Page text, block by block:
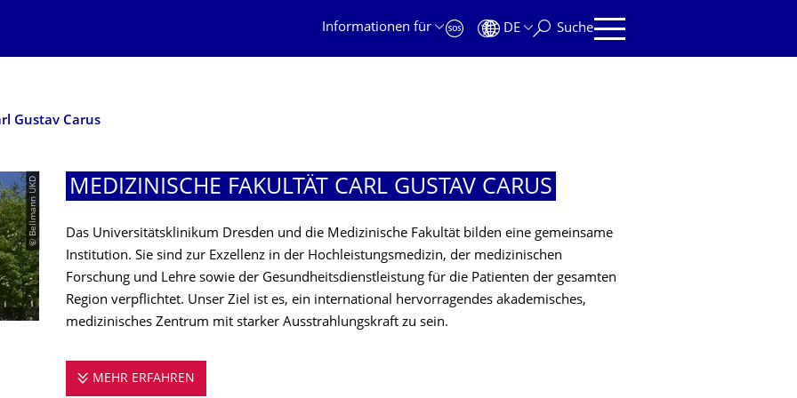
Informationen für
DE Suche
Gustav Carus
© Bellmann UKD MEDIZINISCHE FAKULTÄT CARL GUSTAV CARUS
Das Universitätsklinikum Dresden und die Medizinische Fakultät bilden eine gemeinsame
Institution. Sie sind zur Exzellenz in der Hochleistungsmedizin, der medizinischen
Forschung und Lehre sowie der Gesundheitsdienstleistung für die Patienten der gesamten
Region verpflichtet. Unser Ziel ist es, ein international hervorragendes akademisches,
medizinisches Zentrum mit starker Ausstrahlungskraft zu sein.
MEHR ERFAHREN